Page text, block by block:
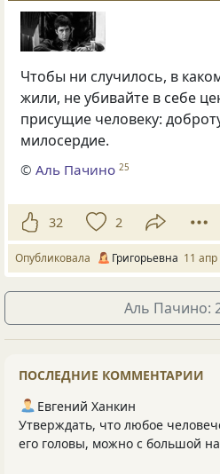
Чтобы ни случилось, в
жили, не убивайте в себе
присущие человеку:
милосердие.
©Аль Пачино 25
32 2
Опубликовала Григорьевна 11
Аль Пачино:
ПОСЛЕДНИЕ КОММЕНТАРИИ
Евгений Ханкин
Утверждать, что любое
его головы, можно с большой